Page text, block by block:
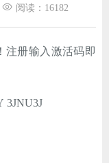
阅读：16182
注册输入激活码即
3JNU3J